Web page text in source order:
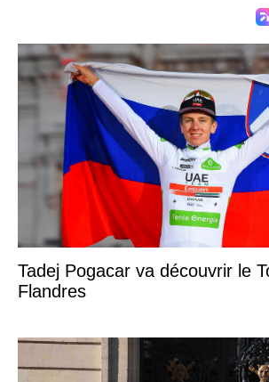
Tadej Pogacar va découvrir le
Flandres